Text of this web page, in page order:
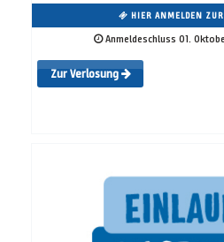
HIER ANMELDEN
Anmeldeschluss 01.
Zur Verlosung